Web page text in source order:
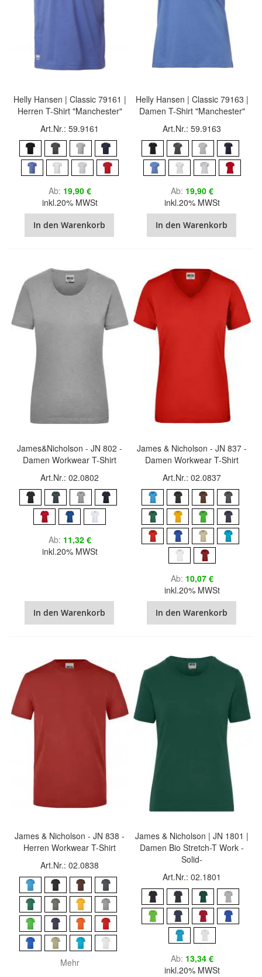
Helly Hansen | Classic 79161 |
Herren T-Shirt "Manchester"
Art.Nr.: 59.9161
Ab 19,90 €
inkl.20% MWSt
In den Warenkorb
Helly Hansen | Classic 79163 |
Damen T-Shirt "Manchester"
Art.Nr.: 59.9163
Ab 19,90 €
inkl.20% MWSt
In den Warenkorb
James&Nicholson - JN 802 -
Damen Workwear T-Shirt
Art.Nr.: 02.0802
Ab 11,32 €
inkl.20% MWSt
In den Warenkorb
James & Nicholson - JN 837 -
Damen Workwear T-Shirt
Art.Nr.: 02.0837
Ab 10,07 €
inkl.20% MWSt
In den Warenkorb
James & Nicholson - JN 838 -
Herren Workwear T-Shirt
Art.Nr.: 02.0838
Mehr
James & Nicholson | JN 1801 |
Damen Bio Stretch-T Work -
Solid-
Art.Nr.: 02.1801
Ab 13,34 €
inkl.20% MWSt